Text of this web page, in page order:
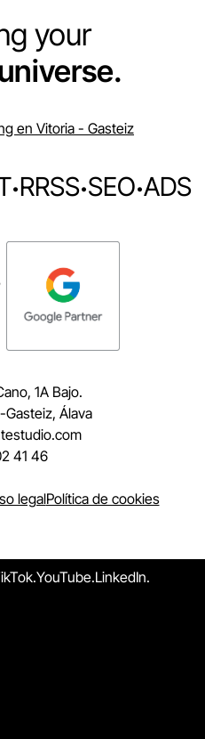
your
en Vitoria - Gasteiz
·RRSS·SEO·ADS
1A Bajo.
Gasteiz, Álava
41 46
legalPolítica de cookies
YouTube.LinkedIn.